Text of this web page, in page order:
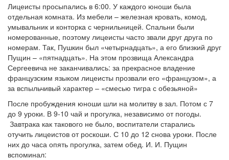
Лицеисты просыпались в 6:00. У каждого юноши была
отдельная комната. Из мебели – железная кровать, комод,
умывальник и конторка с чернильницей. Спальни были
номерованные, поэтому лицеисты часто звали друг друга по
номерам. Так, Пушкин был «четырнадцать», а его близкий друг
Пущин – «пятнадцать». На этом прозвища Александра
Сергеевича не заканчивались: за прекрасное владение
французским языком лицеисты прозвали его «французом», а
за вспыльчивый характер – «смесью тигра с обезьяной»
После пробуждения юноши шли на молитву в зал. Потом с 7
до 9 уроки. В 9-10 чай и прогулка, независимо от погоды.
Завтрака как такового не было, воспитатели старались
отучить лицеистов от роскоши. С 10 до 12 снова уроки. После
них до часа опять прогулка, затем обед. И. И. Пущин
вспоминал: